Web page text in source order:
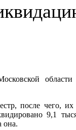
после чего,
9,1
она.